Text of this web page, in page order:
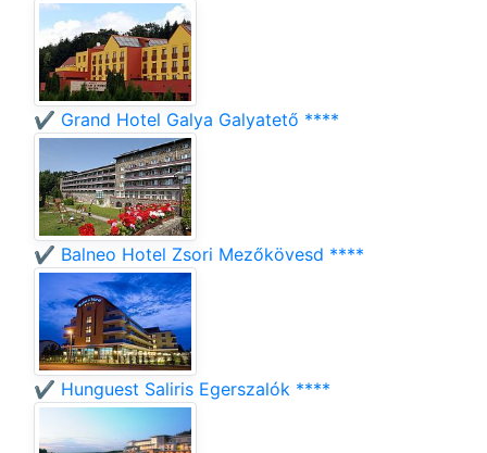
✔️ Grand Hotel Galya Galyatető ****
✔️ Balneo Hotel Zsori Mezőkövesd ****
✔️ Hunguest Saliris Egerszalók ****